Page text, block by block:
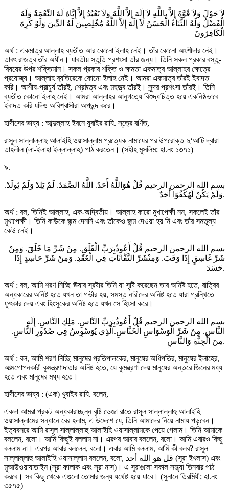
لاَ حَوْلَ وَلاَ قُوَّةَ إِلاَّ بِاللَّهِ لاَ إِلَهَ إِلاَّ اللَّهُ وَلاَ نَعْبُدُ إِلاَّ إِيَّاهُ لَهُ النِّعْمَةُ وَلَهُ
الْفَضْلُ وَلَهُ الثَّنَاءُ الْحَسَنُ لاَ إِلَهَ إِلاَّ اللَّهُ مُخْلِصِينَ لَهُ الدِّينَ وَلَوْ كَرِهَ
الْكَافِرُونَ
অর্থ : একমাত্র আল্লাহ ব্যতীত আর কোনো ইলাহ নেই। তাঁর কোনো অংশীদার নেই।
তাবৎ রাজত্ব তাঁর অধীন। যাবতীয় স্তুতি প্রশংসা তাঁর জন্য। তিনি সকল প্রকার বস্তু-
বিষয়ের উপর শক্তিমান। সকল প্রকার শক্তি ও ক্ষমতা একমাত্র আল্লাহর ক্ষেত্রে
প্রযোজ্য। আল্লাহ ব্যতিরেকে কোনো ইলাহ নেই। আমরা একমাত্র তাঁরই ইবাদত
করি। আশীষ-প্রাচুর্য তাঁরই, শ্রেষ্ঠত্ব এবং মহত্ত্ব তাঁরই। সুন্দর প্রশংসা তাঁরই। তিনি
ব্যতীত কোনো ইলাহ নেই। আমরা আল্লাহর আনুগত্যে বিশুদ্ধচিত্ত হয়ে একনিষ্ঠভাবে
ইবাদত করি যদিও অবিশ্বাসীরা অপছন্দ করে।
হাদীসের ভাষ্য : আব্দুল্লাহ ইবনে যুবাইর রাযি. সূত্রে বর্ণিত,
রাসূল সাল্লাল্লাহু আলাইহি ওয়াসাল্লাম প্রত্যেক নামাযের পর উপরোক্ত দু‘আটি দ্বারা
তাহলীল (লা-ইলাহা ইল্লাল্লাহ) পাঠ করতেন। (সহীহ মুসলিম; হা.নং ১৩৭১)
৯.
بسم الله الرحمن الرحيم قُلْ هُوَاللَّهُ أَحَدٌ. اللَّهُ الصَّمَدُ. لَمْ يَلِدْ وَلَمْ يُولَدْ.
وَلَمْ يَكُنْ لَهُكُفُوًا أَحَدٌ.
অর্থ : বল, তিনিই আল্লাহ, এক-অদ্বিতীয়। আল্লাহ কারো মুখাপেক্ষী নন, সকলেই তাঁর
মুখাপেক্ষী। তিনি কাউকে জন্ম দেননি এবং তাঁকেও জন্ম দেওয়া হয় নি এবং তাঁর সমতুল্য
কেউ নেই।
بسم الله الرحمن الرحيم قُلْ أَعُوذُبِرَبِّ الْفَلَقِ. مِنْ شَرِّ مَا خَلَقَ. وَمِنْ
شَرِّ غَاسِقٍ إِذَا وَقَبَ. وَمِنْشَرِّ النَّفَّاثَاتِ فِي الْعُقَدِ. وَمِنْ شَرِّ حَاسِدٍ إِذَا
حَسَدَ.
অর্থ : বল, আমি শরণ নিচ্ছি ঊষার স্রষ্টার তিনি যা সৃষ্টি করেছেন তার অনিষ্ট হতে, রাত্রির
অন্ধকারের অনিষ্ট হতে যখন তা গভীর হয়, সমস্ত নারীদের অনিষ্ট হতে যারা গ্রন্থিতে
ফুৎকার দেয় এবং হিংসুকের অনিষ্ট হতে যখন সে হিংসা করে।
بسم الله الرحمن الرحيم قُلْ أَعُوذُبِرَبِّ النَّاسِ. مَلِكِ النَّاسِ. إِلَهِ
النَّاسِ. مِنْ شَرِّ الْوَسْوَاسِ الْخَنَّاسِ.الَّذِي يُوَسْوِسُ فِي صُدُورِ النَّاسِ.
مِنَ الْجِنَّةِ وَالنَّاسِ.
অর্থ : বল, আমি শরণ নিচ্ছি মানুষের প্রতিপালকের, মানুষের অধিপতির, মানুষের ইলাহের,
আত্মগোপনকারী কুমন্ত্রণাদাতার অনিষ্ট হতে, যে কুমন্ত্রণা দেয় মানুষের অন্তরে জিনের মধ্য
হতে এবং মানুষের মধ্য হতে।
হাদীসের ভাষ্য : (এক) খুবাইব রাযি. বলেন,
একদা আমরা প্রকট অন্ধকারাচ্ছন্ন বৃষ্টি ভেজা রাতে রাসূল সাল্লাল্লাহু আলাইহি
ওয়াসাল্লামের সন্ধানে বের হলাম, এ উদ্দেশে যে, তিনি আমাদের নিয়ে নামায পড়বেন।
ইত্যবসরে আমি রাসূল সাল্লাল্লাহু আলাইহি ওয়াসাল্লামকে পেয়ে গেলাম। তিনি আমাকে
বললেন, বলো। আমি কিছুই বললাম না। এরপর আবার বললেন, বলো। আমি এবারও কিছু
বললাম না। এরপর আবার বললেন, বলো। এবার আমি বললাম, আমি কী বলব? রাসূল
সাল্লাল্লাহু আলাইহি ওয়াসাল্লাম বললেন, বলো, قل هو الله أحد (সূরা ইখলাস) এবং
মুআউওয়াযাতাইন (সূরা ফালাক এবং সূরা নাস)। এ সূরাগুলো সকাল সন্ধ্যা তিনবার পাঠ
করবে। সব কিছু থেকে এগুলো তোমার জন্য যথেষ্ট হয়ে যাবে। (সুনানে তিরমিযী; হা.নং
৩৫৭৫)